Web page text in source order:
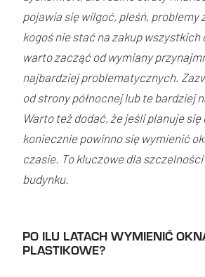
pojawia się wilgoć, pleśń, problemy
kogoś nie stać na zakup wszystkich
warto zacząć od wymiany
najbardziej problematycznych.
od strony północnej lub te bardziej
Warto też dodać, że jeśli planuje
koniecznie powinno się wymienić
czasie. To kluczowe dla
budynku.
PO ILU LATACH WYMIENIĆ
PLASTIKOWE?